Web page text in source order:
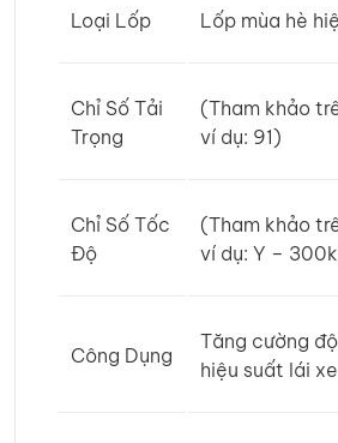
Loại Lốp Lốp mùa hè
Chỉ Số Tải
Trọng
(Tham khảo
ví dụ: 91)
Chỉ Số Tốc
Độ
(Tham khảo
ví dụ: Y –
Công Dụng
Tăng cường
hiệu suất lái